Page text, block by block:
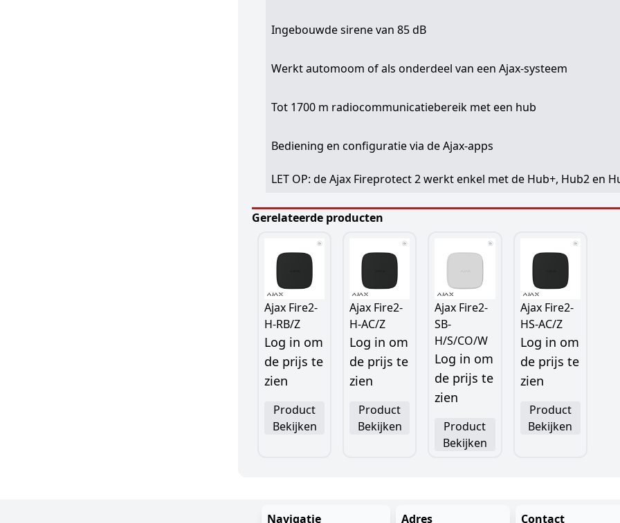
Ingebouwde sirene van 85 dB
Werkt automoom of als onderdeel van een Ajax-systeem
Tot 1700 m radiocommunicatiebereik met een hub
Bediening en configuratie via de Ajax-apps
LET OP: de Ajax Fireprotect 2 werkt enkel met de Hub+, Hub2 en
Gerelateerde producten
Ajax Fire2-
H-RB/Z
Log in om
de prijs te
zien
Product
Bekijken
Ajax Fire2-
H-AC/Z
Log in om
de prijs te
zien
Product
Bekijken
Ajax Fire2-
SB-
H/S/CO/W
Log in om
de prijs te
zien
Product
Bekijken
Ajax Fire2-
HS-AC/Z
Log in om
de prijs te
zien
Product
Bekijken
Navigatie Adres Contact